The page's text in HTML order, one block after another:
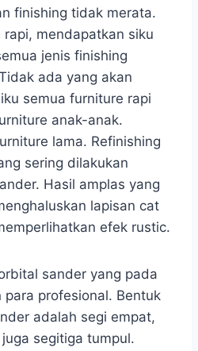
finishing tidak merata.
mendapatkan siku
jenis finishing
ada yang akan
semua furniture rapi
anak-anak.
lama. Refinishing
sering dilakukan
Hasil amplas yang
lapisan cat
efek rustic.
sander yang pada
para profesional. Bentuk
adalah segi empat,
segitiga tumpul.